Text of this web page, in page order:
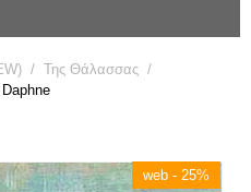
/ Της Θάλασσας /
web - 25%